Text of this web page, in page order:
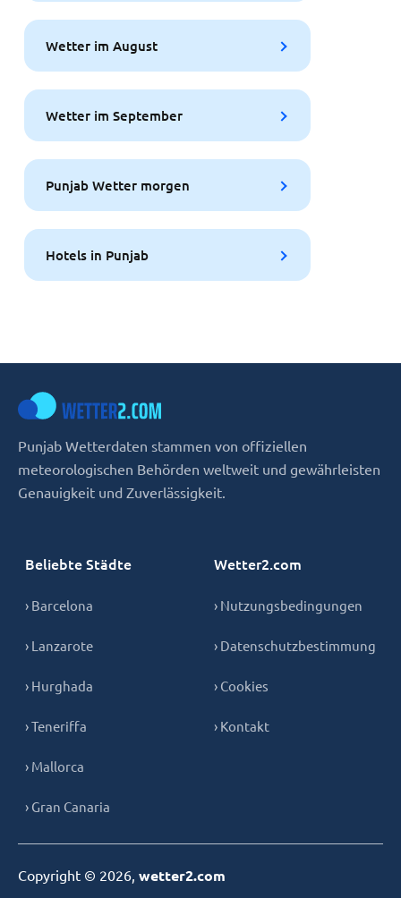
Wetter im August
Wetter im September
Punjab Wetter morgen
Hotels in Punjab
Punjab Wetterdaten stammen von offiziellen
meteorologischen Behörden weltweit und gewährleisten
Genauigkeit und Zuverlässigkeit.
Beliebte Städte
› Barcelona
› Lanzarote
› Hurghada
› Teneriffa
› Mallorca
› Gran Canaria
Wetter2.com
› Nutzungsbedingungen
› Datenschutzbestimmung
› Cookies
› Kontakt
Copyright © 2026, wetter2.com